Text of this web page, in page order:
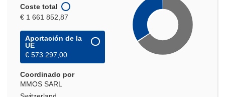
Coste total
€ 1 661 852,87
Aportación de la
UE
€ 573 297,00
Coordinado por
MMOS SARL